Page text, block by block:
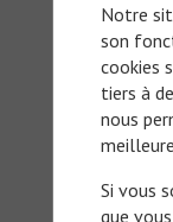
recevoir
Notre
son
cookies
tiers à
nous
Si vous
que